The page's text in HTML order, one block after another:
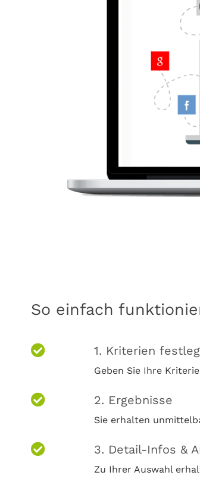
So einfach
1. Kriterien
Geben Sie Ihre
2. Ergebnisse
Sie erhalten
3. Detail-Infos &
Zu Ihrer Auswahl